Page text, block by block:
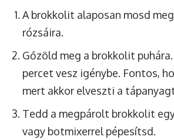
A brokkolit alaposan mosd
rózsáira.
Gőzöld meg a brokkolit puhára.
percet vesz igénybe. Fontos,
mert akkor elveszti a
Tedd a megpárolt brokkolit
vagy botmixerrel pépesítsd.